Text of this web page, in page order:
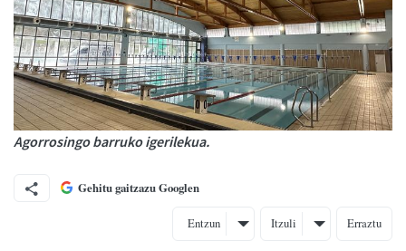
Agorrosingo barruko igerilekua.
Gehitu gaitzazu Googlen
Entzun Itzuli Erraztu